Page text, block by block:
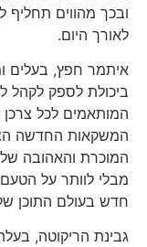
ובכך מהווים תחליף
לאורך היום.
ביכולת לספק לקהל
המותאמים לכל צרכן
המשקאות החדשה
מבלי לוותר על הטעם
חדש בעולם התוכן שלנו!
גבינת הריקוטה, בעלת